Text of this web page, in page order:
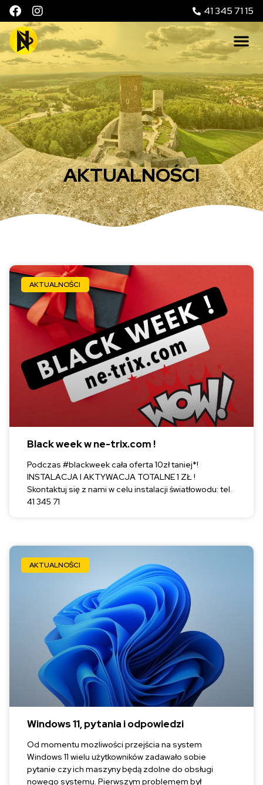
41 345 71 15
AKTUALNOŚCI
AKTUALNOŚCI
Black week w ne-trix.com !
Podczas #blackweek cała oferta 10zł taniej*!
INSTALACJA I AKTYWACJA TOTALNE 1 ZŁ !
Skontaktuj się z nami w celu instalacji światłowodu: tel.
41 345 71
AKTUALNOŚCI
Windows 11, pytania i odpowiedzi
Od momentu mozliwości przejścia na system
Windows 11 wielu użytkowników zadawało sobie
pytanie czy ich maszyny będą zdolne do obsługi
nowego systemu. Pierwszym problemem był